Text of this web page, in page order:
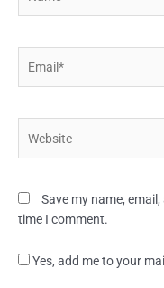
Save my name,
time I comment.
Yes, add me to your